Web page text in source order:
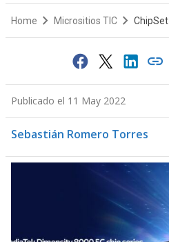
Home Micrositios TIC ChipSet
Publicado el 11 May 2022
Sebastián Romero Torres